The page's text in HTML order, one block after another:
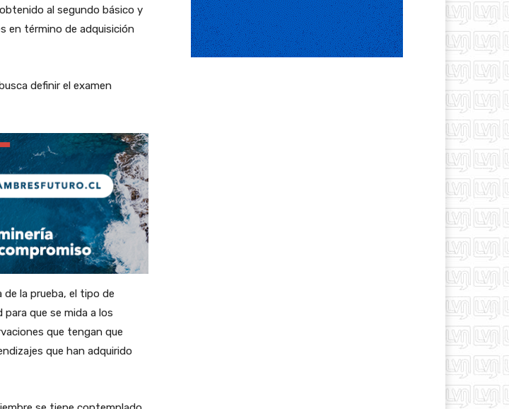
al segundo básico y
en término de adquisición
definir el examen
la prueba, el tipo de
que se mida a los
que tengan que
que han adquirido